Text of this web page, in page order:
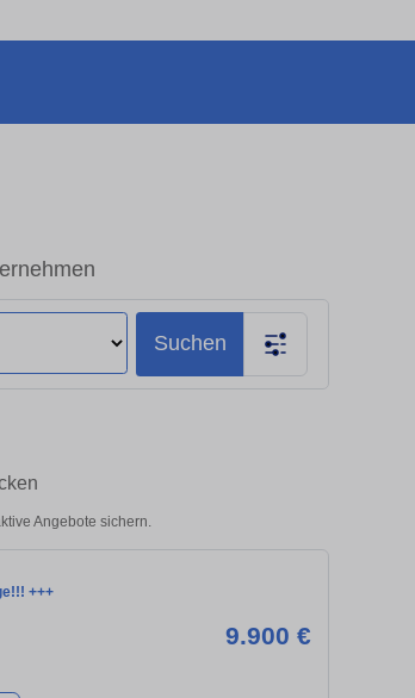
Suchen
Angebote sichern.
+++
9.900 €